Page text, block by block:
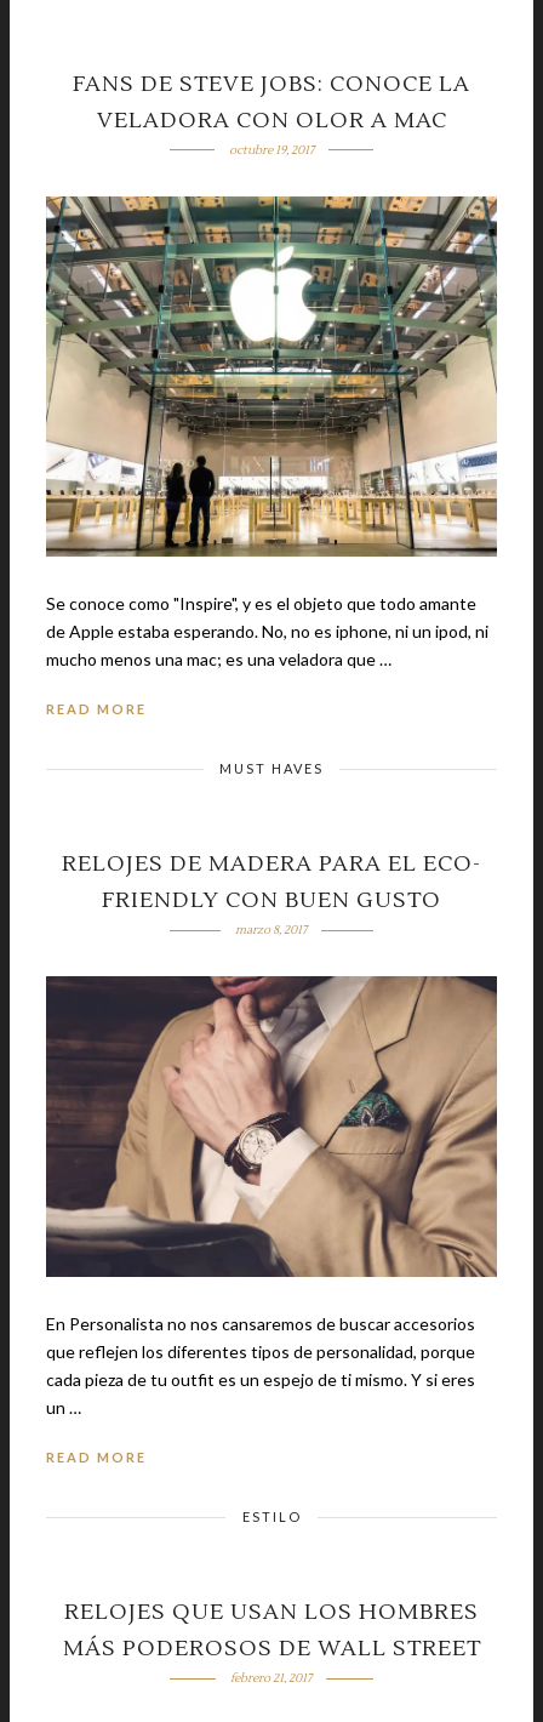
FANS DE STEVE JOBS: CONOCE LA
VELADORA CON OLOR A MAC
octubre 19, 2017
Se conoce como "Inspire", y es el objeto que todo amante
de Apple estaba esperando. No, no es iphone, ni un ipod, ni
mucho menos una mac; es una veladora que …
READ MORE
MUST HAVES
RELOJES DE MADERA PARA EL ECO-
FRIENDLY CON BUEN GUSTO
marzo 8, 2017
En Personalista no nos cansaremos de buscar accesorios
que reflejen los diferentes tipos de personalidad, porque
cada pieza de tu outfit es un espejo de ti mismo. Y si eres
un …
READ MORE
ESTILO
RELOJES QUE USAN LOS HOMBRES
MÁS PODEROSOS DE WALL STREET
febrero 21, 2017